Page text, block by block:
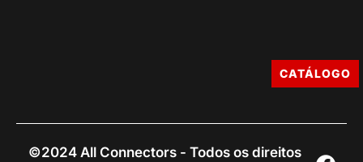
©2024 All Connectors - Todos os direitos
CATÁLOGO